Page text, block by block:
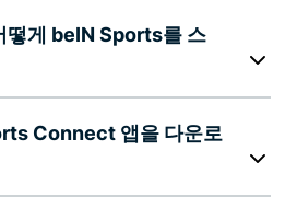
떻게 beIN Sports를 스
Connect 앱을 다운로